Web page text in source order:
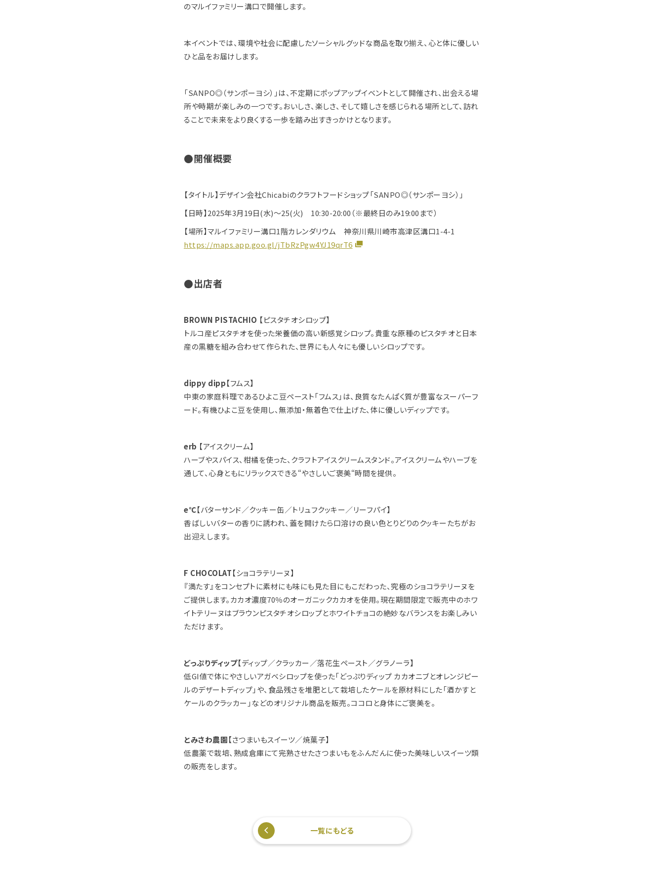
のマルイファミリー溝口で開催します。
本イベントでは、環境や社会に配慮したソーシャルグッドな商品を取り揃え、心と体に優しい
ひと品をお届けします。
「SANPO◎（サンポーヨシ）」は、不定期にポップアップイベントとして開催され、出会える場
所や時期が楽しみの一つです。おいしさ、楽しさ、そして嬉しさを感じられる場所として、訪れ
ることで未来をより良くする一歩を踏み出すきっかけとなります。
●開催概要
【タイトル】デザイン会社Chicabiのクラフトフードショップ「SANPO◎（サンポーヨシ）」
【日時】2025年3月19日(水)〜25(火) 10:30-20:00（※最終日のみ19:00まで）
【場所】マルイファミリー溝口1階カレンダリウム 神奈川県川崎市高津区溝口1-4-1
https://maps.app.goo.gl/jTbRzPgw4YJ19qrT6
●出店者
BROWN PISTACHIO 【ピスタチオシロップ】
トルコ産ピスタチオを使った栄養価の高い新感覚シロップ。貴重な原種のピスタチオと日本
産の黒糖を組み合わせて作られた、世界にも人々にも優しいシロップです。
dippy dipp【フムス】
中東の家庭料理であるひよこ豆ペースト「フムス」は、良質なたんぱく質が豊富なスーパーフ
ード。有機ひよこ豆を使用し、無添加・無着色で仕上げた、体に優しいディップです。
erb 【アイスクリーム】
ハーブやスパイス、柑橘を使った、クラフトアイスクリームスタンド。アイスクリームやハーブを
通して、心身ともにリラックスできる“やさしいご褒美“時間を提供。
e℃【バターサンド／クッキー缶／トリュフクッキー／リーフパイ】
香ばしいバターの香りに誘われ、蓋を開けたら口溶けの良い色とりどりのクッキーたちがお
出迎えします。
F CHOCOLAT【ショコラテリーヌ】
『満たす』をコンセプトに素材にも味にも見た目にもこだわった、究極のショコラテリーヌを
ご提供します。カカオ濃度70％のオーガニックカカオを使用。現在期間限定で販売中のホワ
イトテリーヌはブラウンピスタチオシロップとホワイトチョコの絶妙なバランスをお楽しみい
ただけます。
どっぷりディップ【ディップ／クラッカー／落花生ペースト／グラノーラ】
低GI値で体にやさしいアガベシロップを使った「どっぷりディップ カカオニブとオレンジピー
ルのデザートディップ」や、食品残さを堆肥として栽培したケールを原材料にした「酒かすと
ケールのクラッカー」などのオリジナル商品を販売。ココロと身体にご褒美を。
とみさわ農園【さつまいもスイーツ／焼菓子】
低農薬で栽培、熟成倉庫にて完熟させたさつまいもをふんだんに使った美味しいスイーツ類
の販売をします。
一覧にもどる